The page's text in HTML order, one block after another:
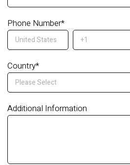
Phone Number*
Country*
Additional Information